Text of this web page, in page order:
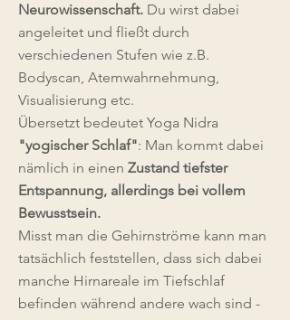
Neurowissenschaft. Du wirst dabei
angeleitet und fließt durch
verschiedenen Stufen wie z.B.
Bodyscan, Atemwahrnehmung,
Visualisierung etc.
Übersetzt bedeutet Yoga Nidra
"yogischer Schlaf": Man kommt dabei
nämlich in einen Zustand tiefster
Entspannung, allerdings bei vollem
Bewusstsein.
Misst man die Gehirnströme kann man
tatsächlich feststellen, dass sich dabei
manche Hirnareale im Tiefschlaf
befinden während andere wach sind -